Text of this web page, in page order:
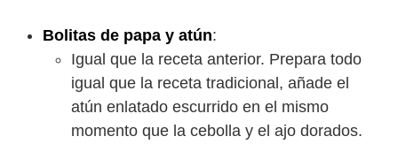
Bolitas de papa y atún:
Igual que la receta anterior. Prepara todo
igual que la receta tradicional, añade el
atún enlatado escurrido en el mismo
momento que la cebolla y el ajo dorados.